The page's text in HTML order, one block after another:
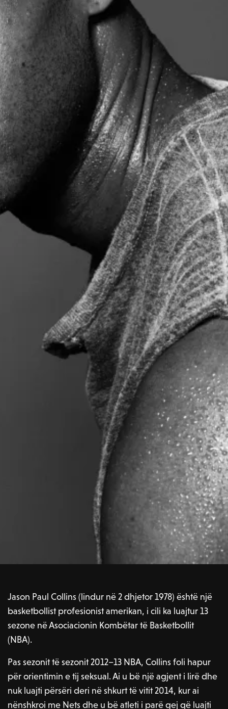
Jason Paul Collins (lindur në 2 dhjetor 1978) është një
basketbollist profesionist amerikan, i cili ka luajtur 13
sezone në Asociacionin Kombëtar të Basketbollit
(NBA).
Pas sezonit të sezonit 2012–13 NBA, Collins foli hapur
për orientimin e tij seksual. Ai u bë një agjent i lirë dhe
nuk luajti përsëri deri në shkurt të vitit 2014, kur ai
nënshkroi me Nets dhe u bë atleti i parë gej që luajti